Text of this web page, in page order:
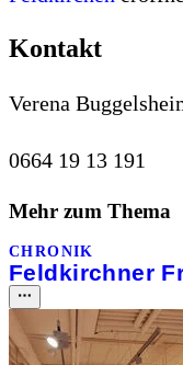
Kontakt
Verena
0664 19 13 191
Mehr zum Thema
CHRONIK
Feldkirchner